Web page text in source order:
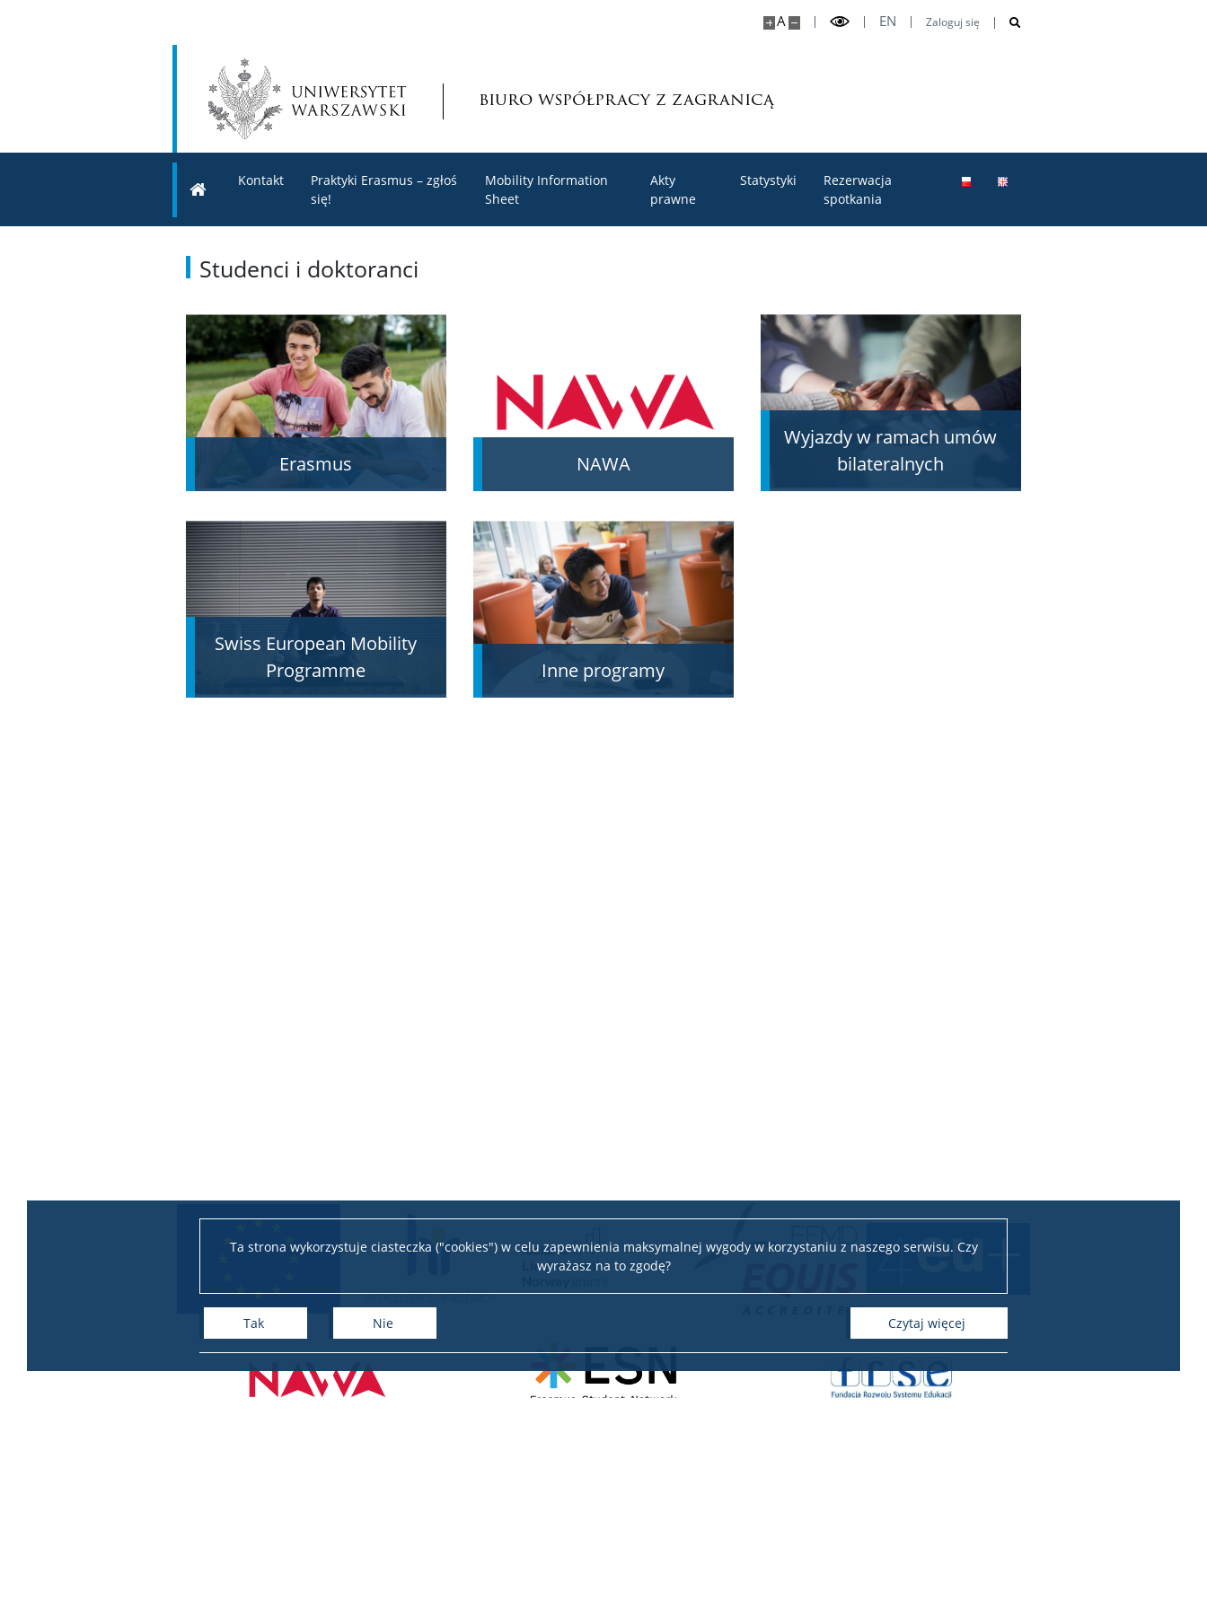
Ta strona wykorzystuje ciasteczka ("cookies") w celu zapewnienia maksymalnej wygody w korzystaniu z naszego serwisu. Czy
wyrażasz na to zgodę?
Tak Nie czytaj więcej
A EN Zaloguj się
biuro współpracy z zagranicą
Kontakt
Praktyki Erasmus – zgłoś
się!
Mobility Information
Sheet
Akty
prawne
Statystyki
Rezerwacja
spotkania
Studenci i doktoranci
Erasmus NAWA
Wyjazdy w ramach umów
bilateralnych
Swiss European Mobility
Programme
Inne programy